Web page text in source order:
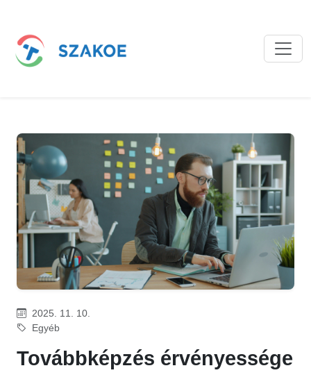
2025. 11. 10.
Egyéb
Továbbképzés érvényessége